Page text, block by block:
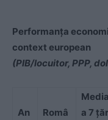
Performanța
context european
(PIB/locuitor, PPP,
An
Româ
Media
a 7